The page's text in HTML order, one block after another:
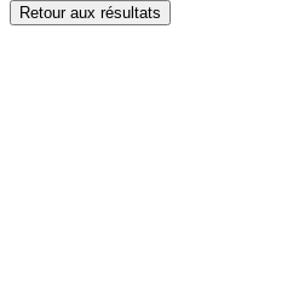
Retour aux résultats